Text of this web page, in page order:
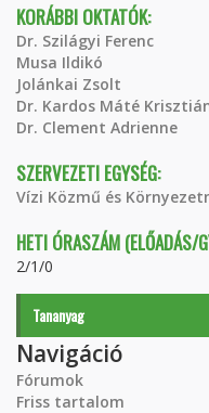
KORÁBBI OKTATÓK:
Dr. Szilágyi Ferenc
Musa Ildikó
Jolánkai Zsolt
Dr. Kardos Máté
Dr. Clement Adrienne
SZERVEZETI EGYSÉG:
Vízi Közmű és
HETI ÓRASZÁM (ELŐADÁS/
2/1/0
Tananyag
Navigáció
Fórumok
Friss tartalom